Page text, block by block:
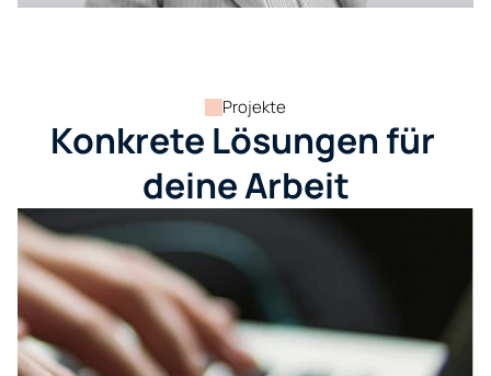
Projekte
Konkrete Lösungen für
deine Arbeit